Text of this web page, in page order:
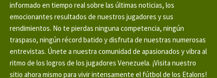
informado en tiempo real sobre las últimas noticias, los
emocionantes resultados de nuestros jugadores y sus
rendimientos. No te pierdas ninguna competencia, ningún
traspaso, ningún récord batido y disfruta de nuestras numerosas
entrevistas. Únete a nuestra comunidad de apasionados y vibra al
ritmo de los logros de los jugadores Venezuela. ¡Visita nuestro
sitio ahora mismo para vivir intensamente el fútbol de los Etalons!